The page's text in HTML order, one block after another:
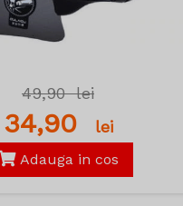
49,90lei
34,90 lei
Adauga in cos